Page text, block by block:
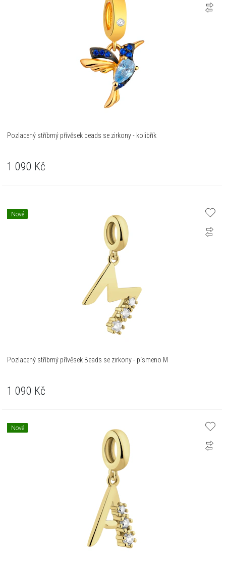
Pozlacený stříbrný přívěsek beads se zirkony - kolibřík
1 090 Kč
Nové
Pozlacený stříbrný přívěsek Beads se zirkony - písmeno M
1 090 Kč
Nové